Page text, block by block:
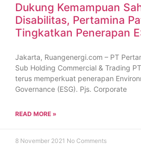
Dukung Kemampuan
Disabilitas, Pertamina
Tingkatkan Penerapan
Jakarta, Ruangenergi.com – PT
Sub Holding Commercial & Trading
terus memperkuat penerapan
Governance (ESG). Pjs. Corporate
READ MORE »
8 November 2021 No Comments